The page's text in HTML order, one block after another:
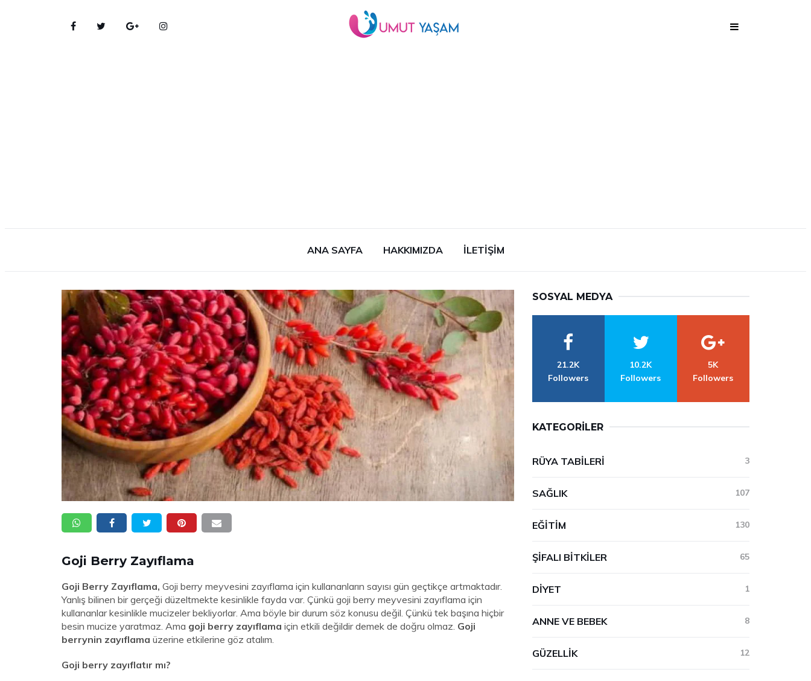
ANA SAYFA HAKKIMIZDA İLETIŞIM
Goji Berry Zayıflama
Goji Berry Zayıflama, Goji berry meyvesini zayıflama için kullananların sayısı gün geçtikçe artmaktadır.
Yanlış bilinen bir gerçeği düzeltmekte kesinlikle fayda var. Çünkü goji berry meyvesini zayıflama için
kullananlar kesinlikle mucizeler bekliyorlar. Ama böyle bir durum söz konusu değil. Çünkü tek başına hiçbir
besin mucize yaratmaz. Ama goji berry zayıflama için etkili değildir demek de doğru olmaz. Goji
berrynin zayıflama üzerine etkilerine göz atalım.
Goji berry zayıflatır mı?
SOSYAL MEDYA
21.2K
Followers
10.2K
Followers
5K
Followers
KATEGORILER
RÜYA TABILERI 3
SAĞLIK 107
EĞITIM 130
ŞIFALI BITKILER 65
DIYET 1
ANNE VE BEBEK 8
GÜZELLIK 12